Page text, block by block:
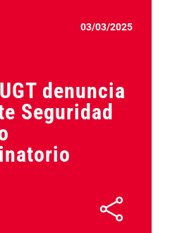
03/03/2025
denuncia
Seguridad